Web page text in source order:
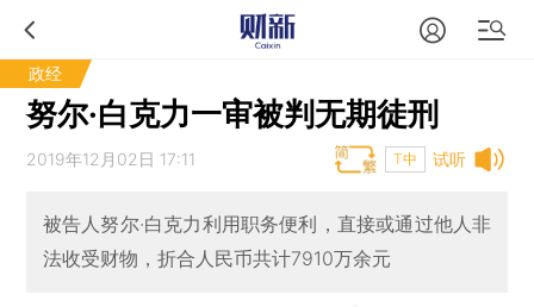
政经
努尔·白克力一审被判无期徒刑
试听
2019年12月02日 17:11 T中
被告人努尔·白克力利用职务便利，直接或通过他人非
法收受财物，折合人民币共计7910万余元